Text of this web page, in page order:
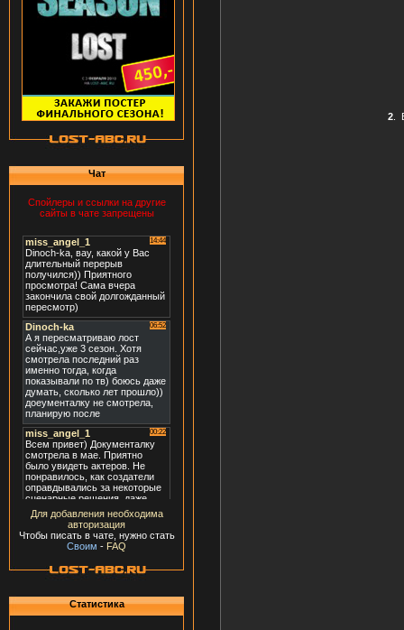
Чат
Спойлеры и ссылки на другие
сайты в чате запрещены
Для добавления необходима
авторизация
Чтобы писать в чате, нужно стать
Своим - FAQ
Статистика
2.